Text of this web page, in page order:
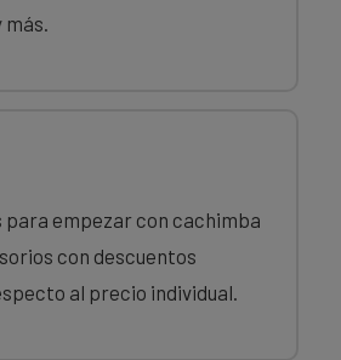
más.
empezar con cachimba
con descuentos
al precio individual.